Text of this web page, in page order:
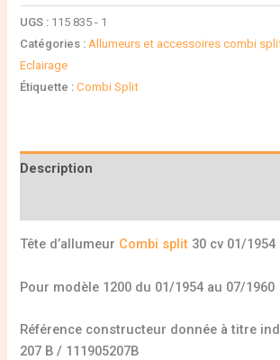
UGS : 115 835 - 1
Catégories :Allumeurs et accessoires combi
Eclairage
Étiquette :Combi Split
Description
Tête d’allumeur Combi split 30 cv 01/
Pour modèle 1200 du 01/1954 au 07/1960
Référence constructeur donnée à titre
207 B / 111905207B